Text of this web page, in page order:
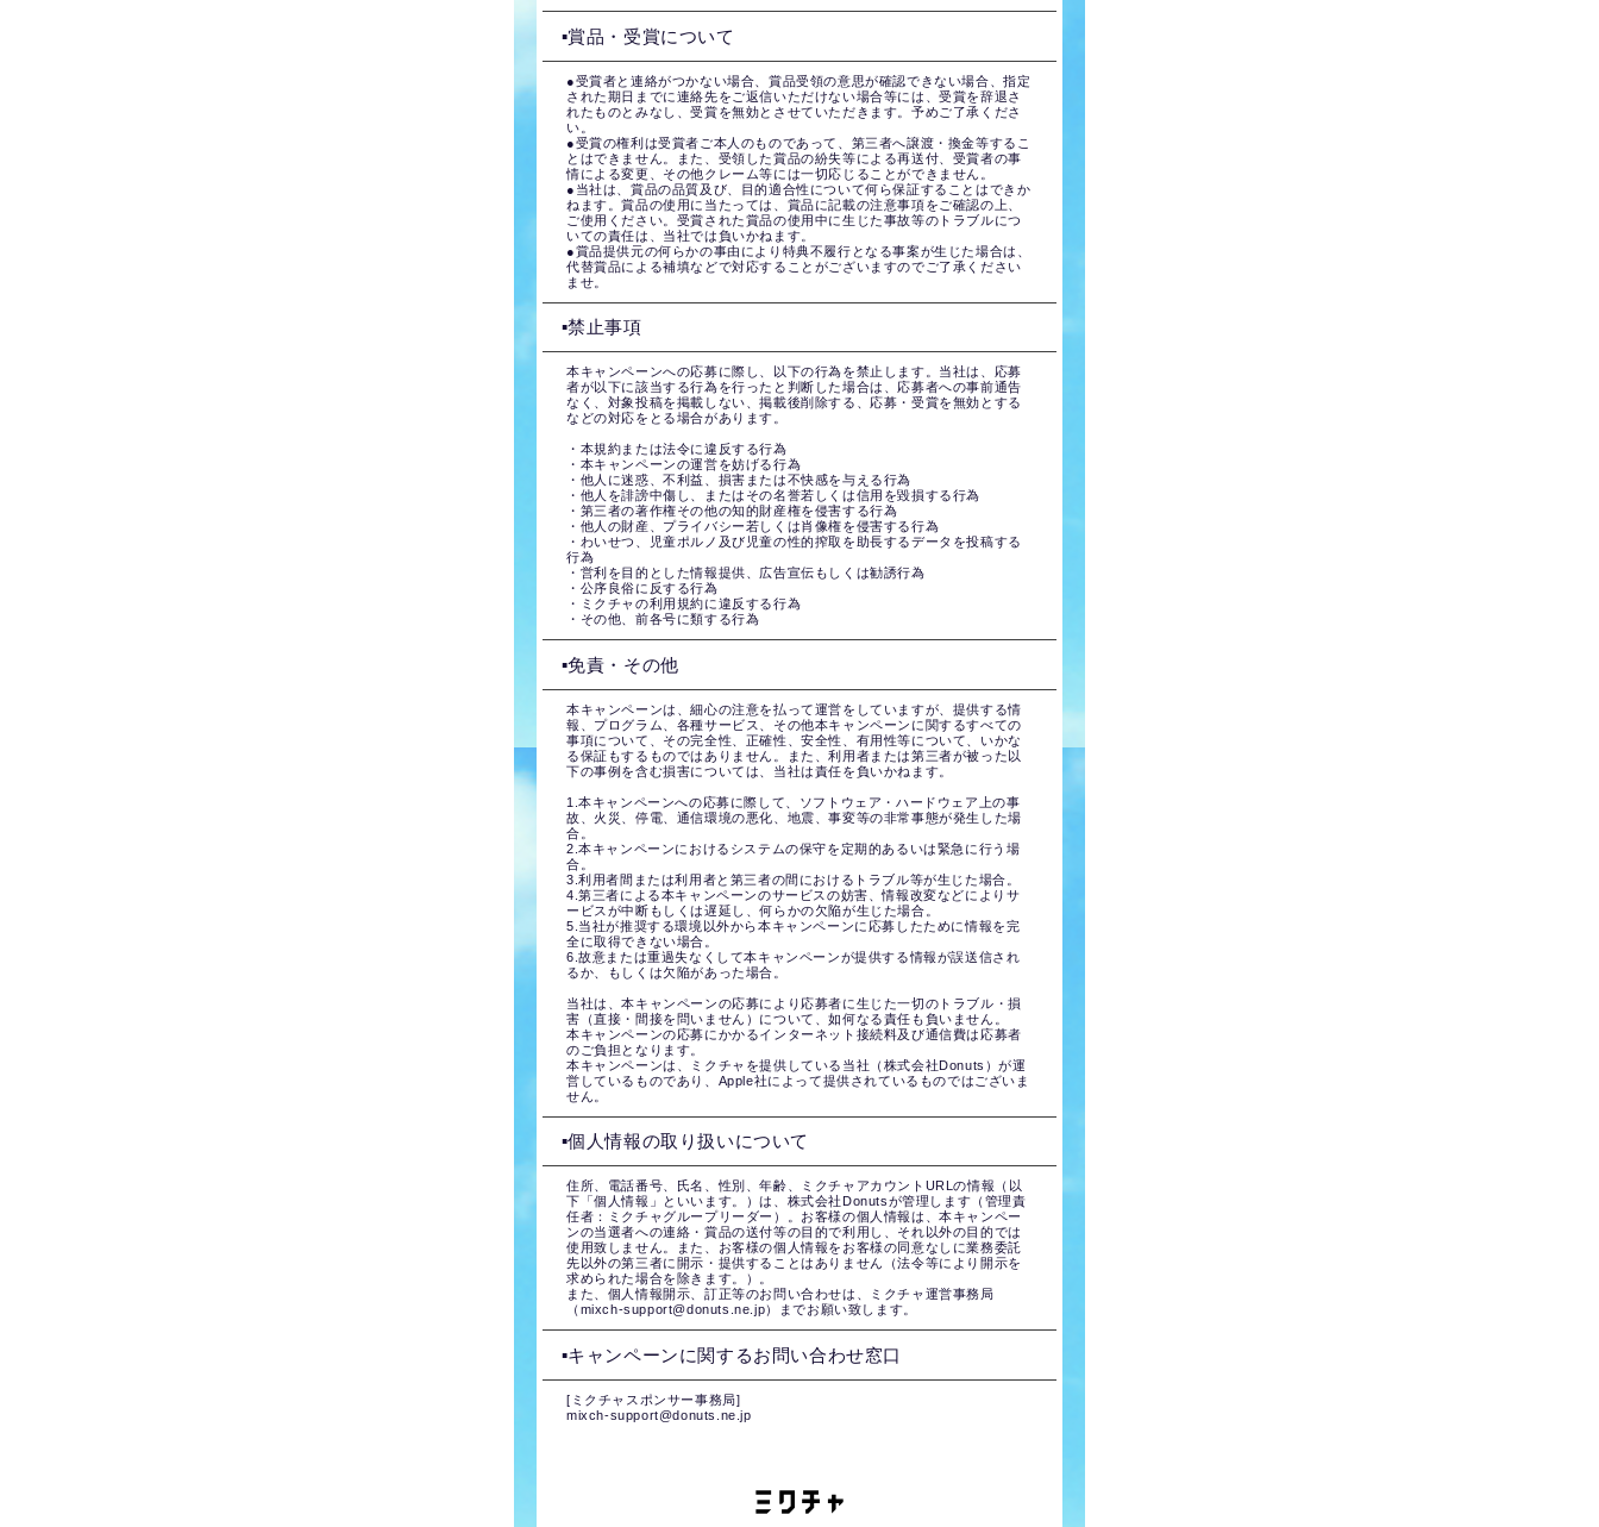
▪️賞品・受賞について
●受賞者と連絡がつかない場合、賞品受領の意思が確認できない場合、指定
された期日までに連絡先をご返信いただけない場合等には、受賞を辞退さ
れたものとみなし、受賞を無効とさせていただきます。予めご了承くださ
い。
●受賞の権利は受賞者ご本人のものであって、第三者へ譲渡・換金等するこ
とはできません。また、受領した賞品の紛失等による再送付、受賞者の事
情による変更、その他クレーム等には一切応じることができません。
●当社は、賞品の品質及び、目的適合性について何ら保証することはできか
ねます。賞品の使用に当たっては、賞品に記載の注意事項をご確認の上、
ご使用ください。受賞された賞品の使用中に生じた事故等のトラブルにつ
いての責任は、当社では負いかねます。
●賞品提供元の何らかの事由により特典不履行となる事案が生じた場合は、
代替賞品による補填などで対応することがございますのでご了承ください
ませ。
▪️禁止事項
本キャンペーンへの応募に際し、以下の行為を禁止します。当社は、応募
者が以下に該当する行為を行ったと判断した場合は、応募者への事前通告
なく、対象投稿を掲載しない、掲載後削除する、応募・受賞を無効とする
などの対応をとる場合があります。
・本規約または法令に違反する行為
・本キャンペーンの運営を妨げる行為
・他人に迷惑、不利益、損害または不快感を与える行為
・他人を誹謗中傷し、またはその名誉若しくは信用を毀損する行為
・第三者の著作権その他の知的財産権を侵害する行為
・他人の財産、プライバシー若しくは肖像権を侵害する行為
・わいせつ、児童ポルノ及び児童の性的搾取を助長するデータを投稿する
行為
・営利を目的とした情報提供、広告宣伝もしくは勧誘行為
・公序良俗に反する行為
・ミクチャの利用規約に違反する行為
・その他、前各号に類する行為
▪️免責・その他
本キャンペーンは、細心の注意を払って運営をしていますが、提供する情
報、プログラム、各種サービス、その他本キャンペーンに関するすべての
事項について、その完全性、正確性、安全性、有用性等について、いかな
る保証もするものではありません。また、利用者または第三者が被った以
下の事例を含む損害については、当社は責任を負いかねます。
1.本キャンペーンへの応募に際して、ソフトウェア・ハードウェア上の事
故、火災、停電、通信環境の悪化、地震、事変等の非常事態が発生した場
合。
2.本キャンペーンにおけるシステムの保守を定期的あるいは緊急に行う場
合。
3.利用者間または利用者と第三者の間におけるトラブル等が生じた場合。
4.第三者による本キャンペーンのサービスの妨害、情報改変などによりサ
ービスが中断もしくは遅延し、何らかの欠陥が生じた場合。
5.当社が推奨する環境以外から本キャンペーンに応募したために情報を完
全に取得できない場合。
6.故意または重過失なくして本キャンペーンが提供する情報が誤送信され
るか、もしくは欠陥があった場合。
当社は、本キャンペーンの応募により応募者に生じた一切のトラブル・損
害（直接・間接を問いません）について、如何なる責任も負いません。
本キャンペーンの応募にかかるインターネット接続料及び通信費は応募者
のご負担となります。
本キャンペーンは、ミクチャを提供している当社（株式会社Donuts）が運
営しているものであり、Apple社によって提供されているものではございま
せん。
▪️個人情報の取り扱いについて
住所、電話番号、氏名、性別、年齢、ミクチャアカウントURLの情報（以
下「個人情報」といいます。）は、株式会社Donutsが管理します（管理責
任者：ミクチャグループリーダー）。お客様の個人情報は、本キャンペー
ンの当選者への連絡・賞品の送付等の目的で利用し、それ以外の目的では
使用致しません。また、お客様の個人情報をお客様の同意なしに業務委託
先以外の第三者に開示・提供することはありません（法令等により開示を
求められた場合を除きます。）。
また、個人情報開示、訂正等のお問い合わせは、ミクチャ運営事務局
（mixch-support@donuts.ne.jp）までお願い致します。
▪️キャンペーンに関するお問い合わせ窓口
[ミクチャスポンサー事務局]
mixch-support@donuts.ne.jp